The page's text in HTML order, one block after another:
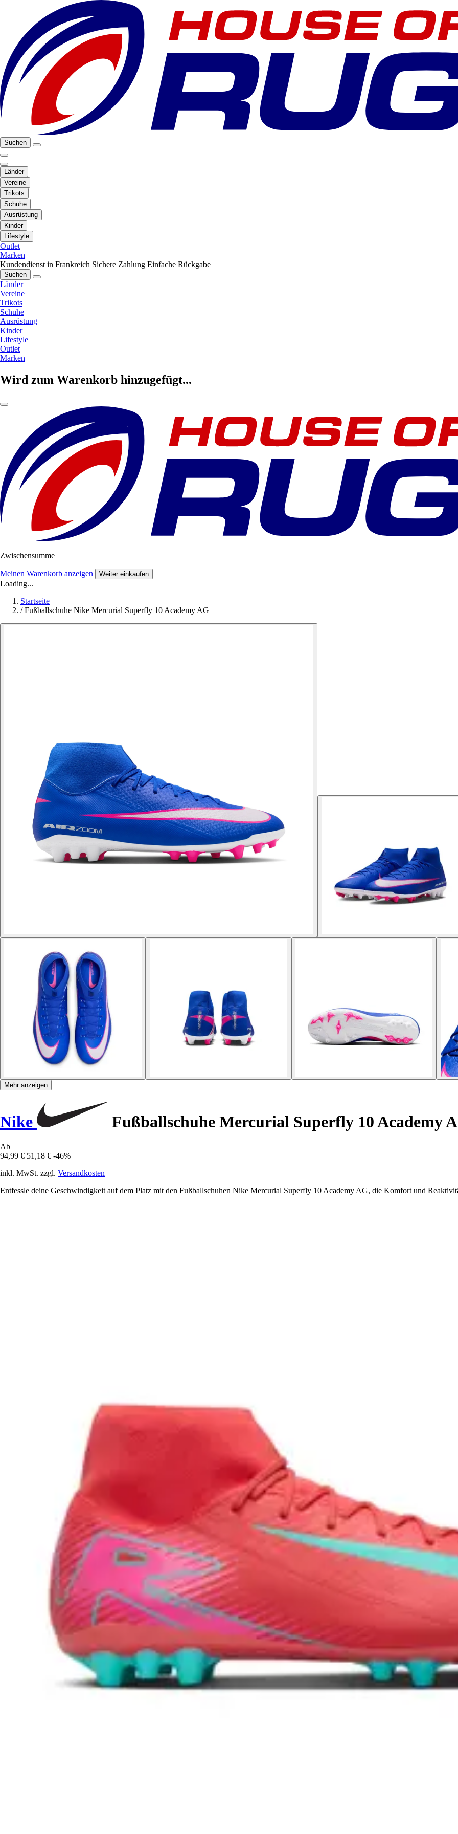
Suchen
Länder
Vereine
Trikots
Schuhe
Ausrüstung
Kinder
Lifestyle
Outlet
Marken
Kundendienst in Frankreich Sichere Zahlung Einfache Rückgabe
Suchen
Länder
Vereine
Trikots
Schuhe
Ausrüstung
Kinder
Lifestyle
Outlet
Marken
Wird zum Warenkorb hinzugefügt...
Zwischensumme
Meinen Warenkorb anzeigen Weiter einkaufen
Loading...
Startseite
/ Fußballschuhe Nike Mercurial Superfly 10 Academy AG
Mehr anzeigen
Nike Fußballschuhe Mercurial Superfly 10 Academy
Ab
94,99 € 51,18 € -46%
inkl. MwSt. zzgl. Versandkosten
Entfessle deine Geschwindigkeit auf dem Platz mit den Fußballschuhen Nike Mercurial Superfly 10 Academy AG, die Komfort und